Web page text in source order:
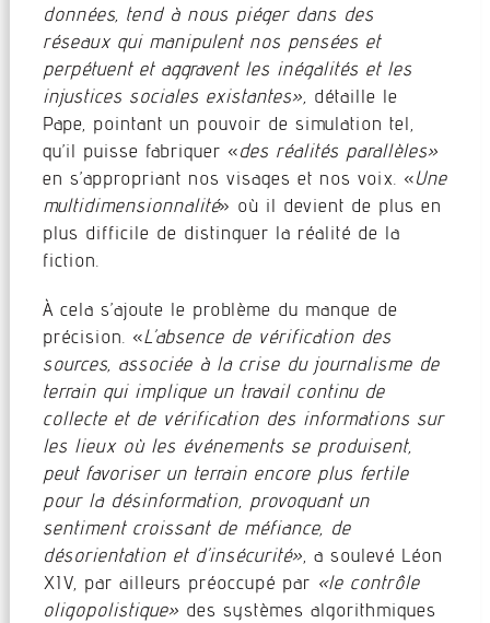
données, tend à nous piéger dans des
réseaux qui manipulent nos pensées et
perpétuent et aggravent les inégalités et les
injustices sociales existantes», détaille le
Pape, pointant un pouvoir de simulation tel,
qu’il puisse fabriquer «des réalités parallèles»
en s’appropriant nos visages et nos voix. «Une
multidimensionnalité» où il devient de plus en
plus difficile de distinguer la réalité de la
fiction.
À cela s’ajoute le problème du manque de
précision. «L’absence de vérification des
sources, associée à la crise du journalisme de
terrain qui implique un travail continu de
collecte et de vérification des informations sur
les lieux où les événements se produisent,
peut favoriser un terrain encore plus fertile
pour la désinformation, provoquant un
sentiment croissant de méfiance, de
désorientation et d’insécurité» , a soulevé Léon
XIV, par ailleurs préoccupé par «le contrôle
oligopolistique» des systèmes algorithmiques